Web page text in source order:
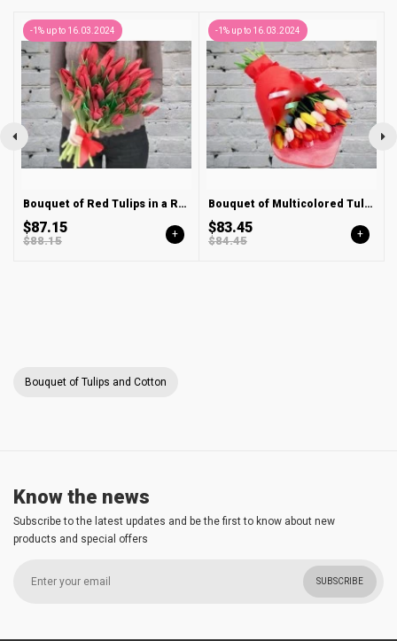
-1% up to 16.03.2024
Bouquet of Red Tulips in a Red satin ribbon
$87.15
$88.15 +
-1% up to 16.03.2024
Bouquet of Multicolored Tulips
$83.45
$84.45 +
Bouquet of Tulips and Cotton
Know the news
Subscribe to the latest updates and be the first to know about new
products and special offers
SUBSCRIBE